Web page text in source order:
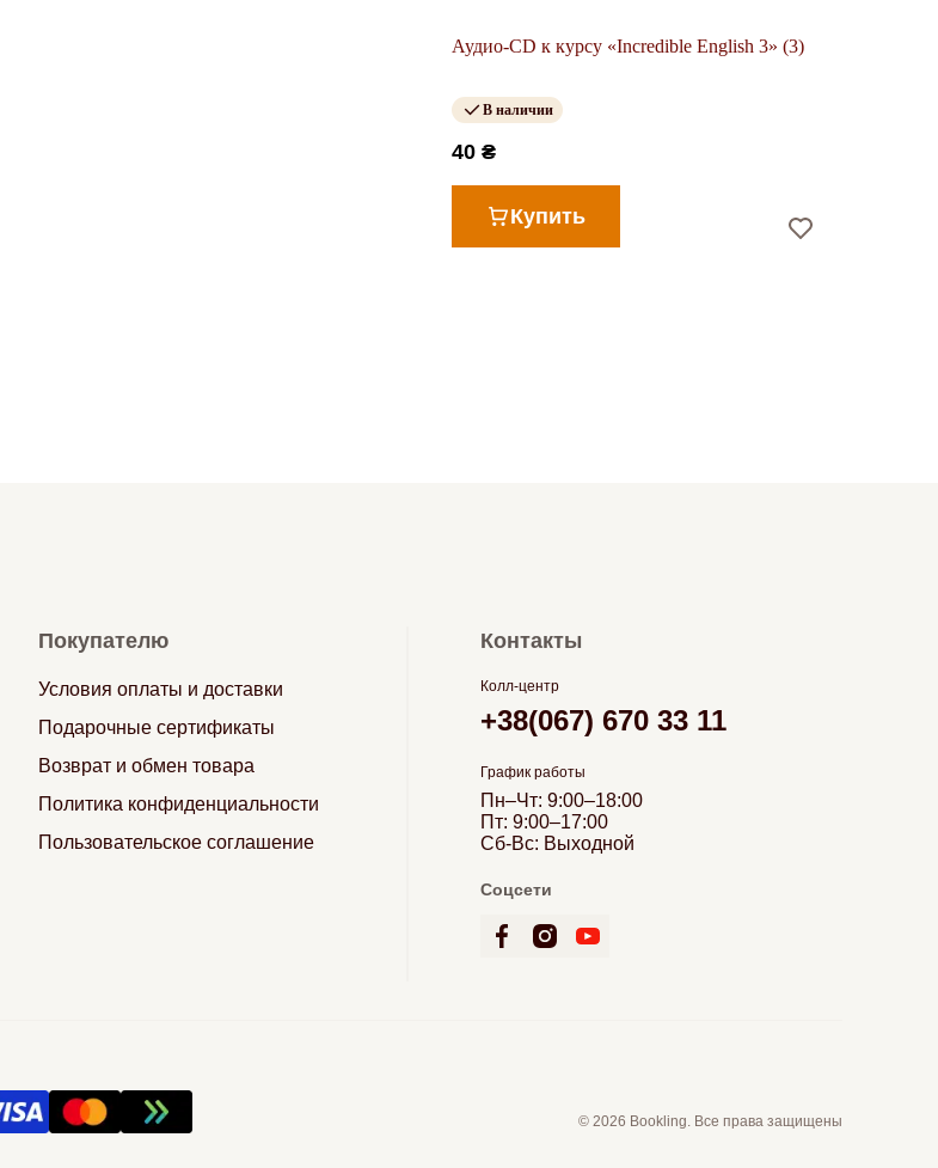
Аудио-CD к курсу «Incredible English 3» (3)
В наличии
40 ₴
Купить
Покупателю
Условия оплаты и доставки
Подарочные сертификаты
Возврат и обмен товара
Политика конфиденциальности
Пользовательское соглашение
Контакты
Колл-центр
+38(067) 670 33 11
График работы
Пн–Чт: 9:00–18:00
Пт: 9:00–17:00
Сб-Вс: Выходной
Соцсети
© 2026 Bookling. Все права защищены